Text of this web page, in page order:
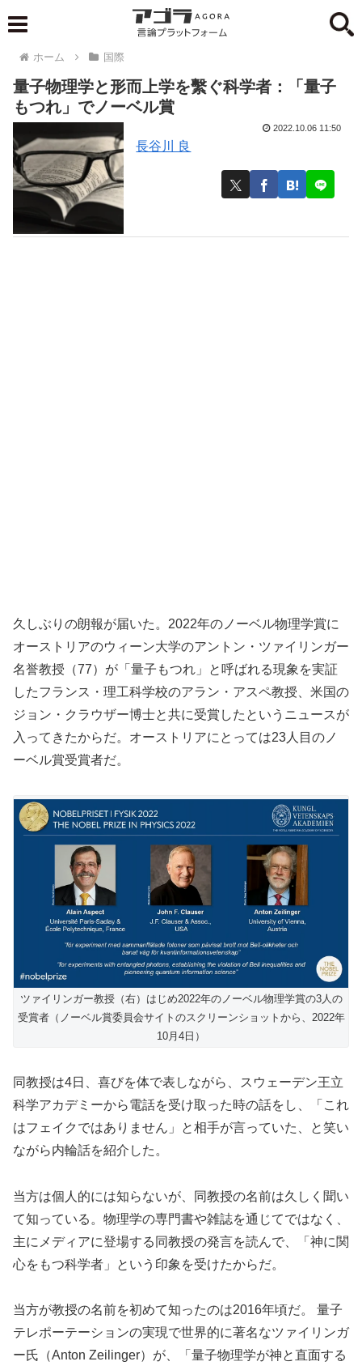
ホーム 国際
量子物理学と形而上学を繫ぐ科学者：「量子
もつれ」でノーベル賞
長谷川 良
2022.10.06 11:50
久しぶりの朗報が届いた。2022年のノーベル物理学賞に
オーストリアのウィーン大学のアントン・ツァイリンガー
名誉教授（77）が「量子もつれ」と呼ばれる現象を実証
したフランス・理工科学校のアラン・アスペ教授、米国の
ジョン・クラウザー博士と共に受賞したというニュースが
入ってきたからだ。オーストリアにとっては23人目のノ
ーベル賞受賞者だ。
ツァイリンガー教授（右）はじめ2022年のノーベル物理学賞の3人の
受賞者（ノーベル賞委員会サイトのスクリーンショットから、2022年
10月4日）
同教授は4日、喜びを体で表しながら、スウェーデン王立
科学アカデミーから電話を受け取った時の話をし、「これ
はフェイクではありません」と相手が言っていた、と笑い
ながら内輪話を紹介した。
当方は個人的には知らないが、同教授の名前は久しく聞い
て知っている。物理学の専門書や雑誌を通じてではなく、
主にメディアに登場する同教授の発言を読んで、「神に関
心をもつ科学者」という印象を受けたからだ。
当方が教授の名前を初めて知ったのは2016年頃だ。 量子
テレポーテーションの実現で世界的に著名なツァイリンガ
ー氏（Anton Zeilinger）が、「量子物理学が神と直面する